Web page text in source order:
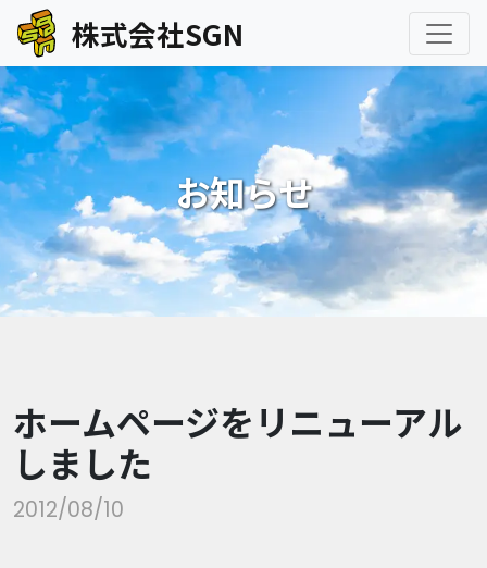
株式会社SGN
お知らせ
ホームページをリニューアル
しました
2012/08/10